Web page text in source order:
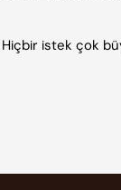
Hiçbir istek çok